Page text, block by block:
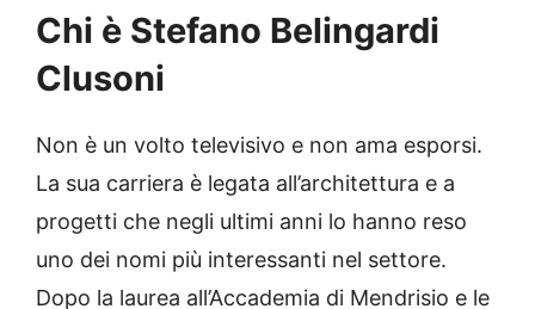
Chi è Stefano Belingardi
Clusoni
Non è un volto televisivo e non ama esporsi.
La sua carriera è legata all’architettura e a
progetti che negli ultimi anni lo hanno reso
uno dei nomi più interessanti nel settore.
Dopo la laurea all’Accademia di Mendrisio e le